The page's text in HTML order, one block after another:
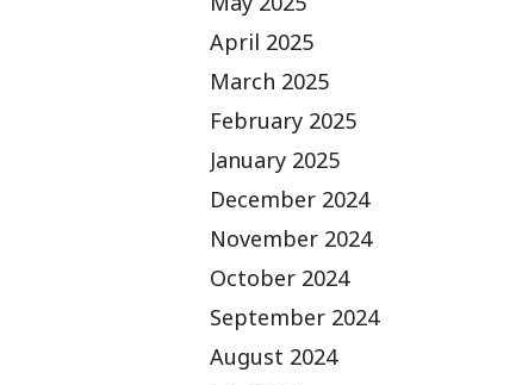
May 2025
April 2025
March 2025
February 2025
January 2025
December 2024
November 2024
October 2024
September 2024
August 2024